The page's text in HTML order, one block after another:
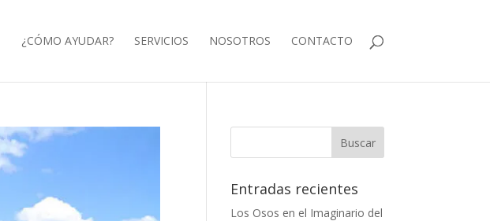
¿CÓMO AYUDAR? SERVICIOS NOSOTROS CONTACTO
Entradas recientes
Los Osos en el Imaginario del